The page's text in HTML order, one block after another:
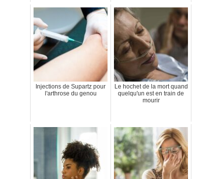
Injections de Supartz pour
l'arthrose du genou
Le hochet de la mort quand
quelqu'un est en train de
mourir